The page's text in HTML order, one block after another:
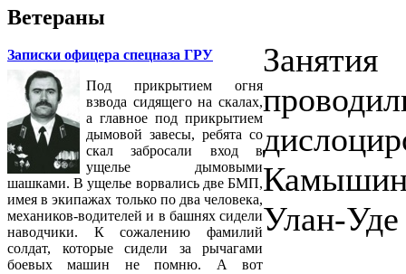
Ветераны
Записки офицера спецназа ГРУ
Под прикрытием огня
взвода сидящего на скалах,
а главное под прикрытием
дымовой завесы, ребята со
скал забросали вход в
ущелье дымовыми
шашками. В ущелье ворвались две БМП,
имея в экипажах только по два человека,
механиков-водителей и в башнях сидели
наводчики. К сожалению фамилий
солдат, которые сидели за рычагами
боевых машин не помню. А вот
Улан-Уде